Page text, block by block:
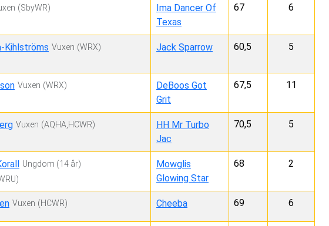
(SbyWR)
Ima Dancer Of
Texas
67 6
Kihlströms Vuxen (WRX) Jack Sparrow 60,5 5
Vuxen (WRX)
DeBoos Got
Grit
67,5 11
Vuxen (AQHA,HCWR)
HH Mr Turbo
Jac
70,5 5
Ungdom (14 år)
Mowglis
Glowing Star
68 2
Vuxen (HCWR) Cheeba 69 6